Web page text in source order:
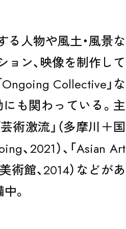
人物や風土・風景な
ン、映像を制作して
Collective」な
も関わっている。主
術激流」（多摩川＋国
、2021）、「Asian Art
術館、2014）などがあ
。